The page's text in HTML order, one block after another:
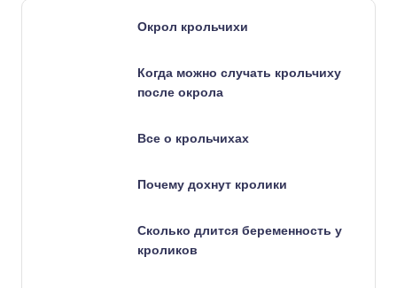
Окрол крольчихи
Когда можно случать крольчиху
после окрола
Все о крольчихах
Почему дохнут кролики
Сколько длится беременность у
кроликов